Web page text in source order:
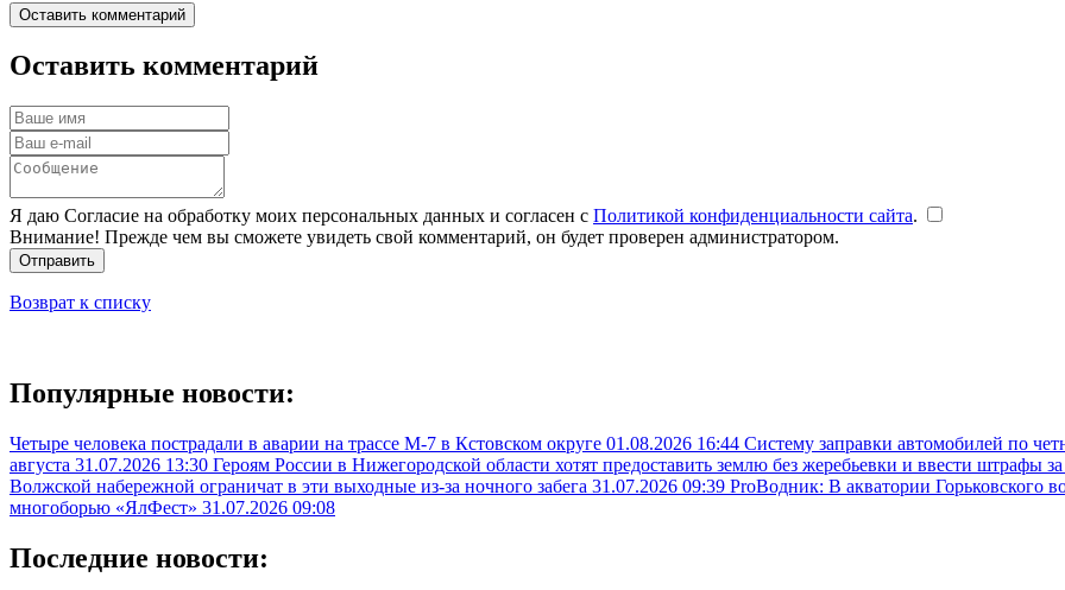
Оставить комментарий
Оставить комментарий
Я даю Согласие на обработку моих персональных данных и согласен с Политикой конфиденциальности сайта.
Внимание! Прежде чем вы сможете увидеть свой комментарий, он будет проверен администратором.
Отправить
Возврат к списку
Популярные новости:
Четыре человека пострадали в аварии на трассе М-7 в Кстовском округе 01.08.2026 16:44 Систему заправки автомобилей по
августа 31.07.2026 13:30 Героям России в Нижегородской области хотят предоставить землю без жеребьевки и ввести штрафы
Волжской набережной ограничат в эти выходные из-за ночного забега 31.07.2026 09:39 ProВодник: В акватории Горьковского
многоборью «ЯлФест» 31.07.2026 09:08
Последние новости: